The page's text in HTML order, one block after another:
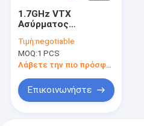
1.7GHz VTX
Ασύρματος
Βίντεο UAV
Υποστήριξη IRC
Tramp Video Link 4W
Τιμή:negotiable
MOQ:1 PCS
Λάβετε την πιο πρόσφατη τιμή
Επικοινωνήστε